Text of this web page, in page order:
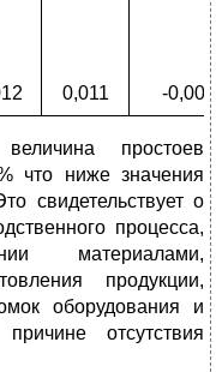
0,011 -0,001
простоев
что ниже значения
свидетельствует о
процесса,
материалами,
продукции,
оборудования и
отсутствия